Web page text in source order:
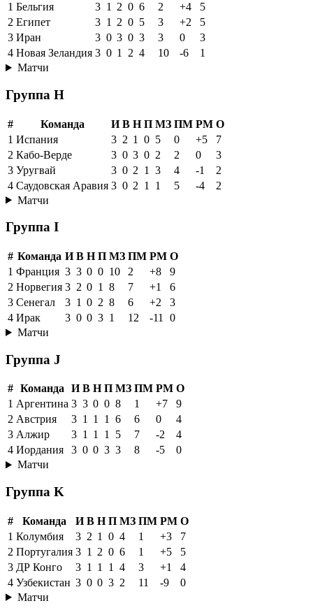
1 Бельгия 3 1 2 0 6 2 +4
5
2 Египет 3 1 2 0 5 3 +2
5
3 Иран 3 0 3 0 3 3 0
3
4 Новая Зеландия 3 0 1 2 4 10 -6
1
Матчи
Группа H
# Команда И В Н П МЗ ПМ РМ О
1 Испания 3 2 1 0 5 0 +5
7
2 Кабо-Верде 3 0 3 0 2 2 0
3
3 Уругвай 3 0 2 1 3 4 -1
2
4 Саудовская Аравия 3 0 2 1 1 5 -4
2
Матчи
Группа I
# Команда И В Н П МЗ ПМ РМ О
1 Франция 3 3 0 0 10 2 +8
9
2 Норвегия 3 2 0 1 8 7 +1
6
3 Сенегал 3 1 0 2 8 6 +2
3
4 Ирак 3 0 0 3 1 12 -11
0
Матчи
Группа J
# Команда И В Н П МЗ ПМ РМ О
1 Аргентина 3 3 0 0 8 1 +7
9
2 Австрия 3 1 1 1 6 6 0
4
3 Алжир 3 1 1 1 5 7 -2
4
4 Иордания 3 0 0 3 3 8 -5
0
Матчи
Группа K
# Команда И В Н П МЗ ПМ РМ О
1 Колумбия 3 2 1 0 4 1 +3
7
2 Португалия 3 1 2 0 6 1 +5
5
3 ДР Конго 3 1 1 1 4 3 +1
4
4 Узбекистан 3 0 0 3 2 11 -9
0
Матчи